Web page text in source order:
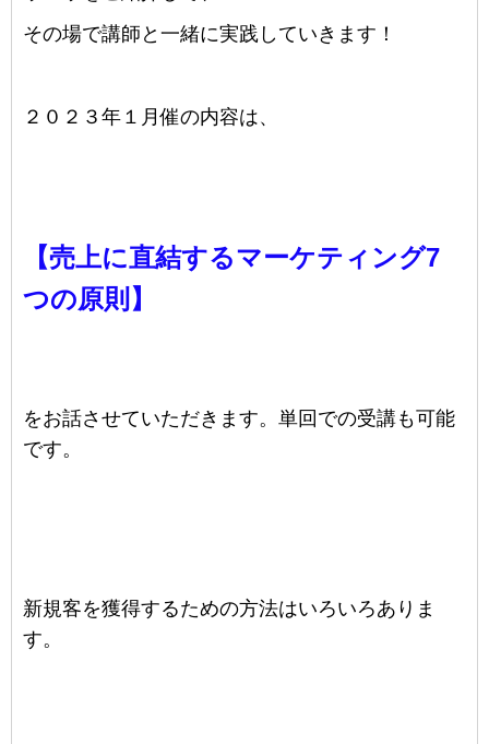
その場で講師と一緒に実践していきます！
２０２３年１月催の内容は、
【売上に直結するマーケティング7
つの原則】
をお話させていただきます。単回での受講も可能
です。
新規客を獲得するための方法はいろいろありま
す。